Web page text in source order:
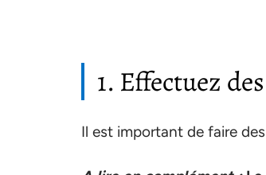
1. Effectuez
Il est important de faire